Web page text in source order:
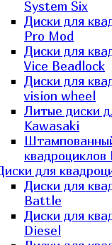
System Six
Диски для
Pro Mod
Диски для
Vice Beadlock
Диски для
vision wheel
Литые диски
Kawasaki​
квадроциклов
для
Диски для
Battle
Диски для
Diesel